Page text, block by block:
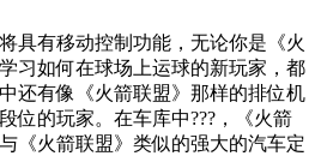
具有移动控制功能，无论你是《火
习如何在球场上运球的新玩家，都
还有像《火箭联盟》那样的排位机
位的玩家。在车库中???，《火箭
《火箭联盟》类似的强大的汽车定